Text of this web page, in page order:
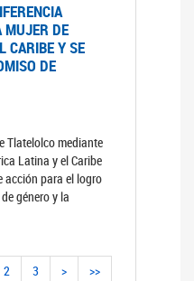
MUJER DE
CARIBE Y SE
DE
Tlatelolco mediante
Latina y el Caribe
acción para el logro
género y la
2 3 > >>